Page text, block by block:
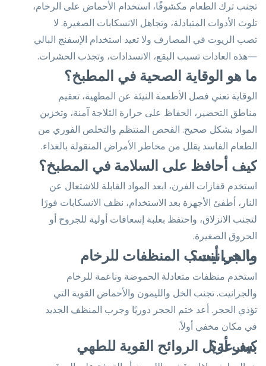
تجنب ترك الطعام مكشوفًا، استخدام الأحماض على الرخام،
تلوث الأدوات المتبادلة، وتجاهل الانسكابات الصغيرة. لا
تصب الزيوت في المصارف ولا تعيد استخدام الإسفنج البالي
—هذه العادات تسبب البقع، الانسدادات، وتجذب الحشرات.
ما هو الوقاية الصحية في المطبخ؟
الوقاية تعني فصل الأطعمة النيئة عن المطهية، تعقيم
مناطق التحضير، الحفاظ على حرارة الثلاجة آمنة، وتخزين
المواد بشكل صحيح. الفحص المنتظم والتخلص الفوري من
الطعام الفاسد يقلل من مخاطر الأمراض المنقولة بالغذاء.
كيف أحافظ على السلامة في المطبخ؟
استخدم قفازات الفرن، ابعد المواد القابلة للاشتعال عن
النار، أطفئ الأجهزة بعد الاستخدام، نظف الانسكابات فورًا
لتجنب الانزلاق، واحتفظ بعلبة إسعافات أولية للجروح أو
الحروق الصغيرة.
ما هي أنسب المنظفات للرخام والجرانيت؟
استخدم منظفات متعادلة الحموضة وناعمة للرخام
والجرانيت. تجنب الخل والليمون والأحماض القوية التي
تؤذي الحجر. أعد ختم الحجر دوريًا وجرب المنظف الجديد
في مكان مخفي أولاً.
كيف أزيل الروائح القوية للطهي بسرعة؟